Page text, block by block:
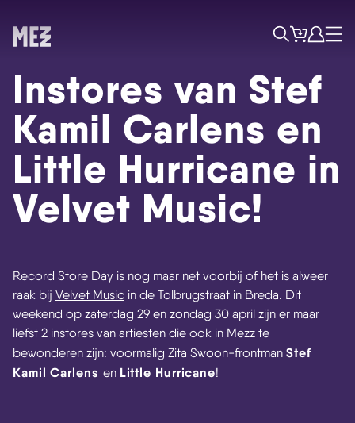
Skip navigatie
ZoekTicketsAccount
Menu
Instores van Stef
Kamil Carlens en
Little Hurricane in
Velvet Music!
Record Store Day is nog maar net voorbij of het is alweer
raak bij Velvet Music in de Tolbrugstraat in Breda. Dit
weekend op zaterdag 29 en zondag 30 april zijn er maar
liefst 2 instores van artiesten die ook in Mezz te
bewonderen zijn: voormalig Zita Swoon-frontman Stef
Kamil Carlens en Little Hurricane!